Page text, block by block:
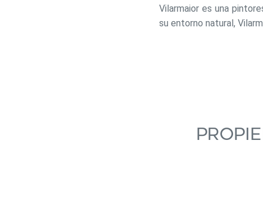
Vilarmaior es una
su entorno natural,
Este